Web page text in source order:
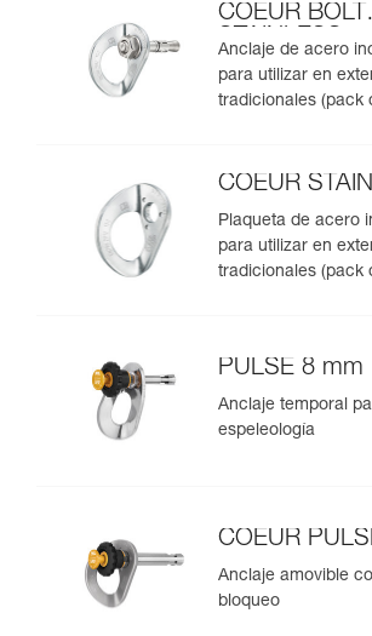
COEUR BOLT
STAINLESS
Anclaje de acero
para utilizar en
tradicionales (pack
COEUR
Plaqueta de acero
para utilizar en
tradicionales (pack
PULSE 8 mm
Anclaje temporal
espeleología
COEUR
Anclaje amovible
bloqueo